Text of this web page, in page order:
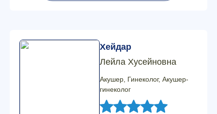
Хейдар
Лейла Хусейновна
Акушер, Гинеколог, Акушер-
гинеколог